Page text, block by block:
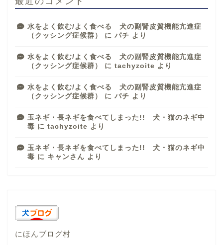
水をよく飲む/よく食べる 犬の副腎皮質機能亢進症
（クッシング症候群）
に パチ より
水をよく飲む/よく食べる 犬の副腎皮質機能亢進症
（クッシング症候群）
に tachyzoite より
水をよく飲む/よく食べる 犬の副腎皮質機能亢進症
（クッシング症候群）
に パチ より
玉ネギ・長ネギを食べてしまった!! 犬・猫のネギ中
毒 に tachyzoite より
玉ネギ・長ネギを食べてしまった!! 犬・猫のネギ中
毒 に キャンさん より
にほんブログ村